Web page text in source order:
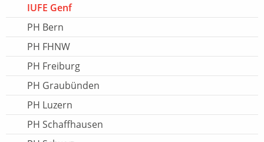
IUFE Genf
PH Bern
PH FHNW
PH Freiburg
PH Graubünden
PH Luzern
PH Schaffhausen